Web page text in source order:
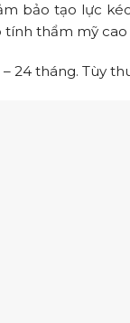
bảo tạo lực
thẩm mỹ cao
24 tháng. Tùy